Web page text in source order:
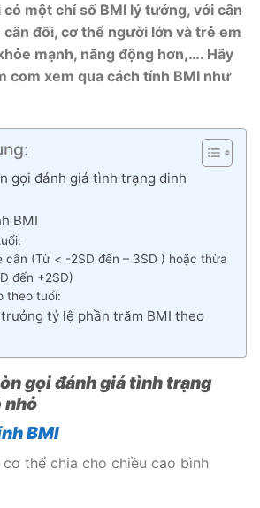
có một chỉ số BMI lý tưởng, với cân
cân đối, cơ thể người lớn và trẻ em
mạnh, năng động hơn,…. Hãy
com xem qua cách tính BMI như
gọi đánh giá tình trạng dinh
BMI
(Từ < -2SD đến – 3SD ) hoặc thừa
đến +2SD)
theo tuổi:
tỷ lệ phần trăm BMI theo
gọiđánh giá tình trạng
nhỏ
BMI
thể chia cho chiều cao bình